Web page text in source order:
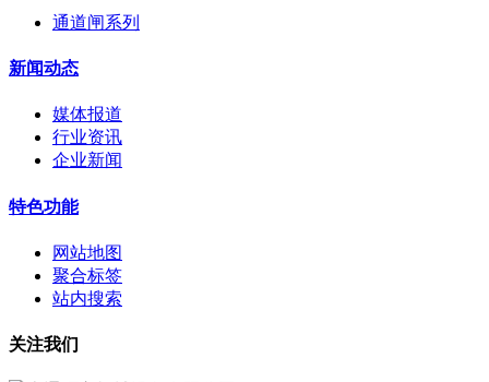
通道闸系列
新闻动态
媒体报道
行业资讯
企业新闻
特色功能
网站地图
聚合标签
站内搜索
关注我们